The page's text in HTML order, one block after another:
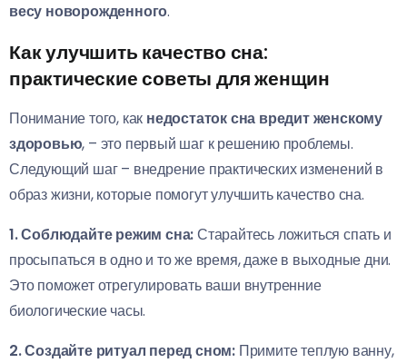
весу новорожденного.
Как улучшить качество сна:
практические советы для женщин
Понимание того, как недостаток сна вредит женскому
здоровью, – это первый шаг к решению проблемы.
Следующий шаг – внедрение практических изменений в
образ жизни, которые помогут улучшить качество сна.
1. Соблюдайте режим сна:Старайтесь ложиться спать и
просыпаться в одно и то же время, даже в выходные дни.
Это поможет отрегулировать ваши внутренние
биологические часы.
2. Создайте ритуал перед сном: Примите теплую ванну,